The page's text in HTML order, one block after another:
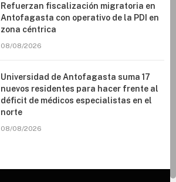
Refuerzan fiscalización migratoria en
Antofagasta con operativo de la PDI en
zona céntrica
08/08/2026
Universidad de Antofagasta suma 17
nuevos residentes para hacer frente al
déficit de médicos especialistas en el
norte
08/08/2026